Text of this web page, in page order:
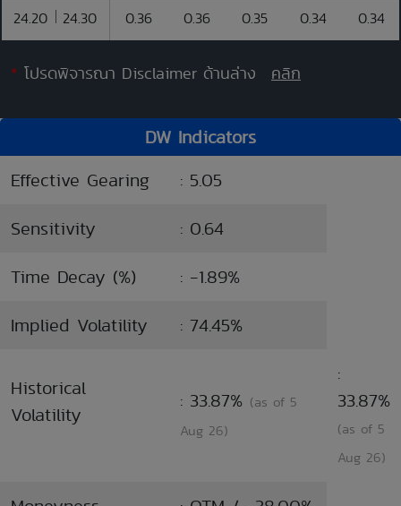
24.20 24.30 0.36 0.36 0.35 0.34 0.34
* โปรดพิจารณา Disclaimer ด้านล่าง คลิก
DW Indicators
Effective Gearing
: 5.05
Sensitivity
: 0.64
Time Decay (%)
: -1.89%
Implied Volatility
: 74.45%
Historical
Volatility
: 33.87% (as of 5
Aug 26)
:
33.87%
(as of 5
Aug 26)